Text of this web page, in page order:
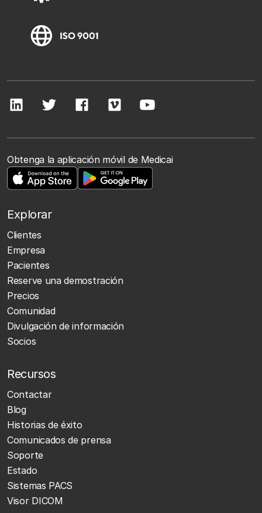
Obtenga la aplicación móvil de Medicai
Explorar
Clientes
Empresa
Pacientes
Reserve una demostración
Precios
Comunidad
Divulgación de información
Socios
Recursos
Contactar
Blog
Historias de éxito
Comunicados de prensa
Soporte
Estado
Sistemas PACS
Visor DICOM